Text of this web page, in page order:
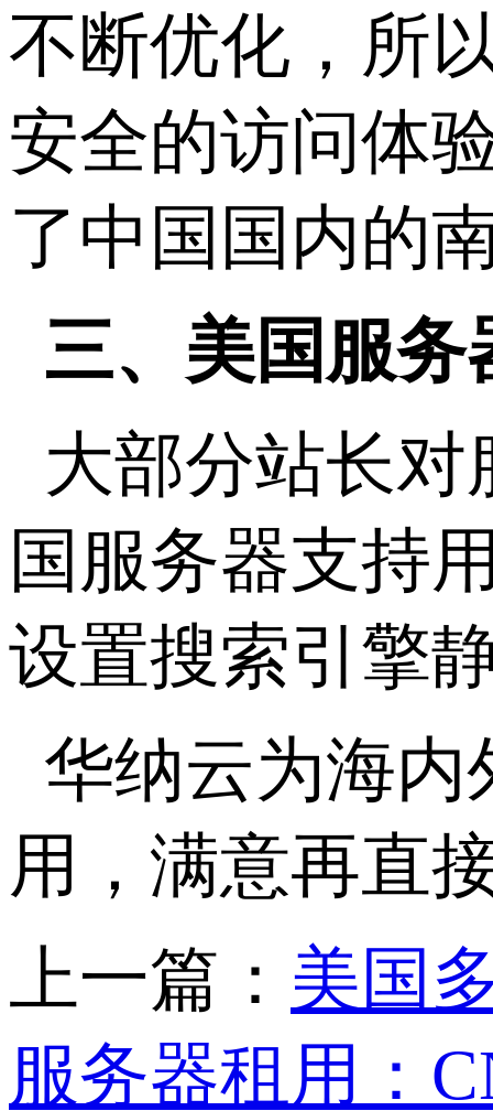
不断优化，所
安全的访问体
了中国国内的
三、美国服
大部分站长
国服务器支持
设置搜索引擎
华纳云为海内
用，满意再直
上一篇： 美国
服务器租用：